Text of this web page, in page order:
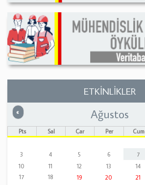
ETKİNLİKLER
« Önceki Ağustos
Pts Sal Çar Per Cum
3
4 5 6 7
10
11 12 13 14
17
18 19 20 21